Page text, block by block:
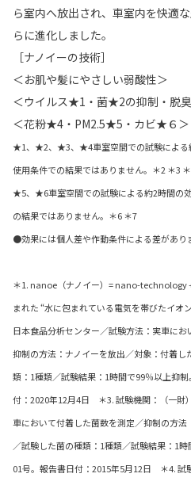
ら室内へ放出され、車室内を快適
らに進化しました。
［ナノイーの技術］
＜お肌や髪にやさしい弱酸性＞
＜ウイルス★1・菌★2の抑制・脱
＜花粉★4・PM2.5★5・カビ★６＞
★1、★2、★3、★4車室空間での試験による
使用条件での結果ではありません。＊2 ＊3
★5、★6車室空間での試験による約2時間の
の結果ではありません。＊6 ＊7
●効果には個人差や作動条件による差があり
＊1. nanoe（ナノイー）= nano-technology
まれた “水に包まれている電気を帯びたイオ
日本食品分析センター／試験方法：実車に
抑制の方法：ナノイーを放出／対象：付着
類：1種類／試験結果：1時間で99％以上抑
付：2020年12月4日 ＊3. 試験機関：（一財
車において付着した菌数を測定／抑制の方
／試験した菌の種類：1種類／試験結果：1
01号。報告書日付：2015年5月12日 ＊4. 試